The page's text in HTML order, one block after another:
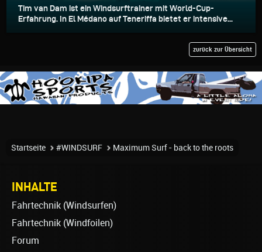
Tim van Dam ist ein Windsurftrainer mit World-Cup-
Erfahrung. In El Médano auf Teneriffa bietet er intensive...
zurück zur Übersicht
Startseite #WINDSURF Maximum Surf - back to the roots
INHALTE
Fahrtechnik (Windsurfen)
Fahrtechnik (Windfoilen)
Forum